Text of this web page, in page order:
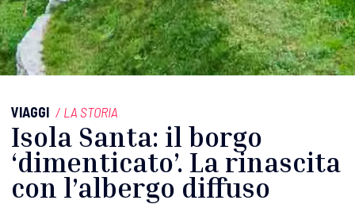
VIAGGI / LA STORIA
Isola Santa: il borgo
‘dimenticato’. La rinascita
con l’albergo diffuso